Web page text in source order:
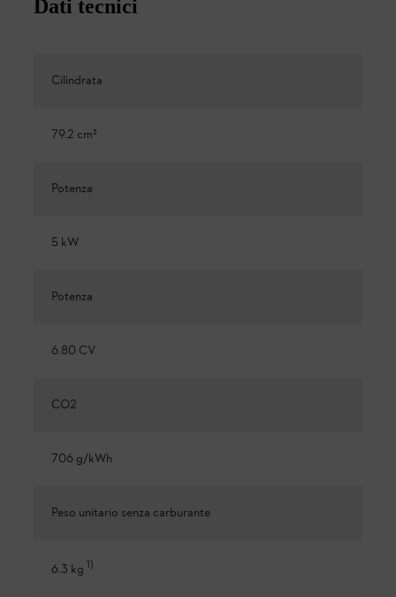
Dati tecnici
Cilindrata
79.2 cm³
Potenza
5 kW
Potenza
6.80 CV
CO2
706 g/kWh
Peso unitario senza carburante
6.3 kg 1)